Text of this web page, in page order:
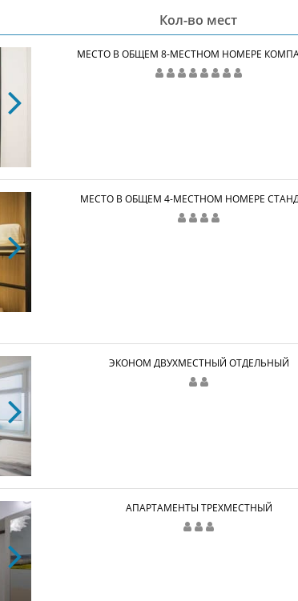
Кол-во мест
МЕСТО В ОБЩЕМ 8-МЕСТНОМ НОМЕРЕ
МЕСТО В ОБЩЕМ 4-МЕСТНОМ НОМЕРЕ
ЭКОНОМ ДВУХМЕСТНЫЙ ОТДЕЛЬНЫЙ
АПАРТАМЕНТЫ ТРЕХМЕСТНЫЙ